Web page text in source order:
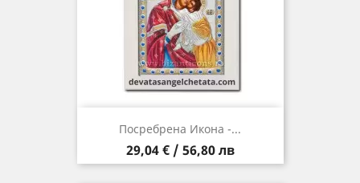
Посребрена Икона -...
Цена
29,04 € / 56,80 лв